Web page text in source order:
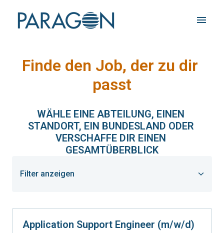
springen
Startseite
Finde den Job, der zu dir
passt
WÄHLE EINE ABTEILUNG, EINEN
STANDORT, EIN BUNDESLAND ODER
VERSCHAFFE DIR EINEN
GESAMTÜBERBLICK
Filter anzeigen
Application Support Engineer (m/w/d)